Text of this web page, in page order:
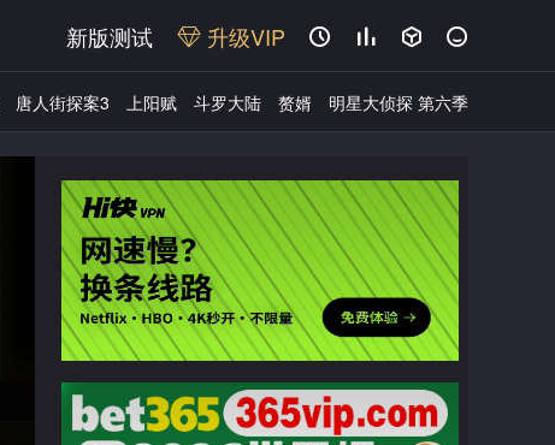
新版测试 升级VIP    
唐人街探案3 上阳赋 斗罗大陆 赘婿 明星大侦探 第六季